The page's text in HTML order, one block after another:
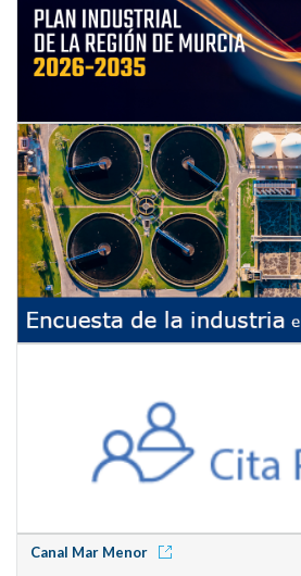
Canal Mar Menor